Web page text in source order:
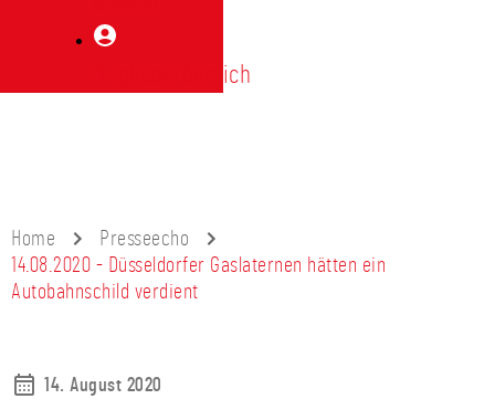
Mitgliederbereich
Home
Presseecho
14.08.2020 - Düsseldorfer Gaslaternen hätten ein
Autobahnschild verdient
14. August 2020